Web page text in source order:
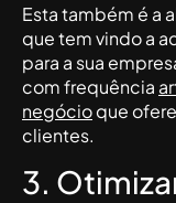
Esta também é a
que tem vindo a
para a sua
com frequência
negócioque
clientes.
3.